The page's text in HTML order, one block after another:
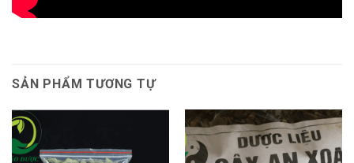
SẢN PHẨM TƯƠNG TỰ